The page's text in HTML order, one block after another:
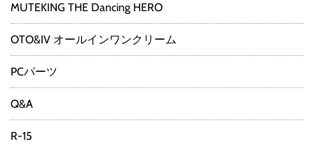
MUTEKING THE Dancing HERO
OTO&IV オールインワンクリーム
PCパーツ
Q&A
R-15